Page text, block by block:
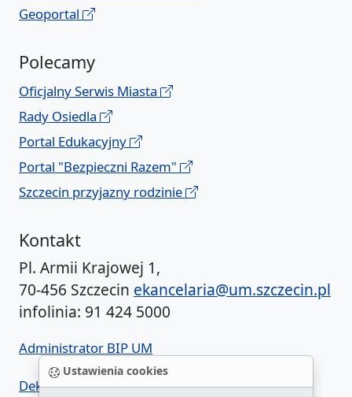
Ustawienia cookies
Geoportal
Polecamy
Oficjalny Serwis Miasta
Rady Osiedla
Portal Edukacyjny
Portal "Bezpieczni Razem"
Szczecin przyjazny rodzinie
Kontakt
Pl. Armii Krajowej 1,
70-456 Szczecin ekancelaria@um.szczecin.pl
infolinia: 91 424 5000
Administrator BIP UM
Deklaracja dostępności